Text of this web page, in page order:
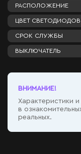
РАСПОЛОЖЕНИЕ
ЦВЕТ СВЕТОДИОДОВ
СРОК СЛУЖБЫ
ВЫКЛЮЧАТЕЛЬ
ВНИМАНИЕ!
Характеристики
в
реальных.